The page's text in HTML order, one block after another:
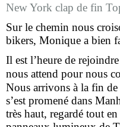
New York clap de fin
Sur le chemin nous
bikers, Monique a bien
Il est l’heure de
nous attend pour nous
Nous arrivons à la fin
s’est promené dans
très haut, regardé tout